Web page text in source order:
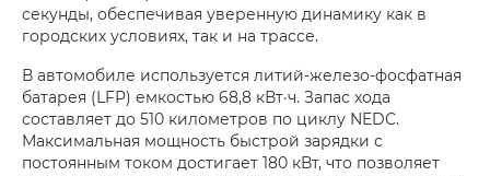
секунды, обеспечивая уверенную динамику как в
городских условиях, так и на трассе.
В автомобиле используется литий-железо-фосфатная
батарея (LFP) емкостью 68,8 кВт·ч. Запас хода
составляет до 510 километров по циклу NEDC.
Максимальная мощность быстрой зарядки с
постоянным током достигает 180 кВт, что позволяет